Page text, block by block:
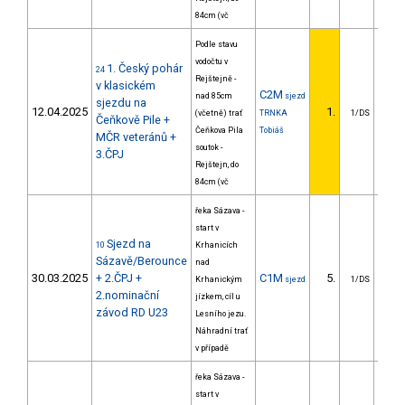
84cm (vč
12.04.2025
24 1. Český pohár
v klasickém
sjezdu na
Čeňkově Pile +
MČR veteránů +
3.ČPJ
Podle stavu
vodočtu v
Rejštejně -
nad 85cm
(včetně) trať
Čeňkova Pila
soutok -
Rejštejn, do
84cm (vč
C2M sjezd
TRNKA
Tobiáš
1. 1/DS
30.03.2025
10 Sjezd na
Sázavě/Berounce
+ 2.ČPJ +
2.nominační
závod RD U23
řeka Sázava -
start v
Krhanicích
nad
Krhanickým
jízkem, cíl u
Lesního jezu.
Náhradní trať
v případě
C1M sjezd 5. 1/DS
řeka Sázava -
start v